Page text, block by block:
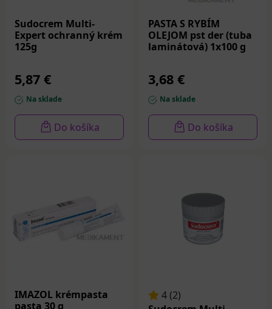
Sudocrem Multi-
Expert ochranný krém
125g
5,87 €
Na sklade
Do košíka
PASTA S RYBÍM
OLEJOM pst der (tuba
laminátová) 1x100 g
3,68 €
Na sklade
Do košíka
IMAZOL krémpasta
pasta 30 g
4 (2)